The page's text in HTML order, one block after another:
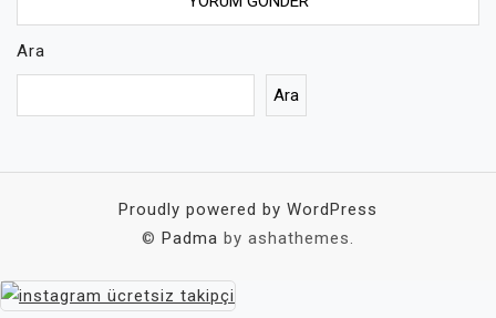
Ara
Ara
Proudly powered by WordPress
© Padma by ashathemes.